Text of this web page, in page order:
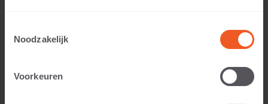
Noodzakelijk
Voorkeuren